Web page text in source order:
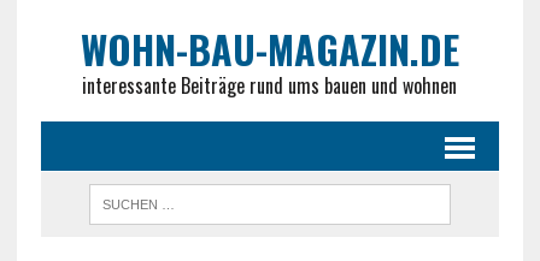
WOHN-BAU-MAGAZIN.DE
interessante Beiträge rund ums bauen und wohnen